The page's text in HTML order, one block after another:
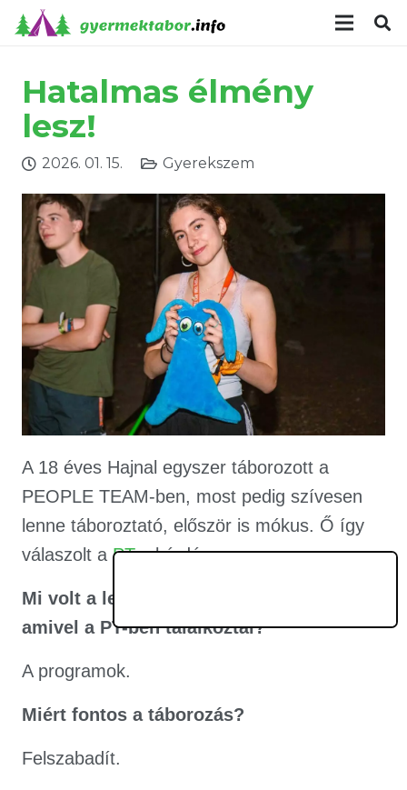
Hatalmas élmény
lesz!
2026. 01. 15. Gyerekszem
A 18 éves Hajnal egyszer táborozott a
PEOPLE TEAM-ben, most pedig szívesen
lenne táboroztató, először is mókus. Ő így
válaszolt a PT-skérdéssorra.
Mi volt a legmeghökkentőbb dolog,
amivel a PT-ben találkoztál?
A programok.
Miért fontos a táborozás?
Felszabadít.